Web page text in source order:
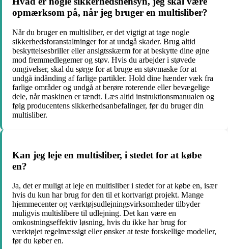
opmærksom på, når jeg bruger en multisliber?
Når du bruger en multisliber, er det vigtigt at tage nogle
sikkerhedsforanstaltninger for at undgå skader. Brug altid
beskyttelsesbriller eller ansigtsskærm for at beskytte dine øjne
mod fremmedlegemer og støv. Hvis du arbejder i støvede
omgivelser, skal du sørge for at bruge en støvmaske for at
undgå indånding af farlige partikler. Hold dine hænder væk fra
farlige områder og undgå at berøre roterende eller bevægelige
dele, når maskinen er tændt. Læs altid instruktionsmanualen og
følg producentens sikkerhedsanbefalinger, før du bruger din
multisliber.
Kan jeg leje en multisliber, i stedet for at købe
en?
Ja, det er muligt at leje en multisliber i stedet for at købe en, især
hvis du kun har brug for den til et kortvarigt projekt. Mange
hjemmecenter og værktøjsudlejningsvirksomheder tilbyder
muligvis multislibere til udlejning. Det kan være en
omkostningseffektiv løsning, hvis du ikke har brug for
værktøjet regelmæssigt eller ønsker at teste forskellige modeller,
før du køber en.